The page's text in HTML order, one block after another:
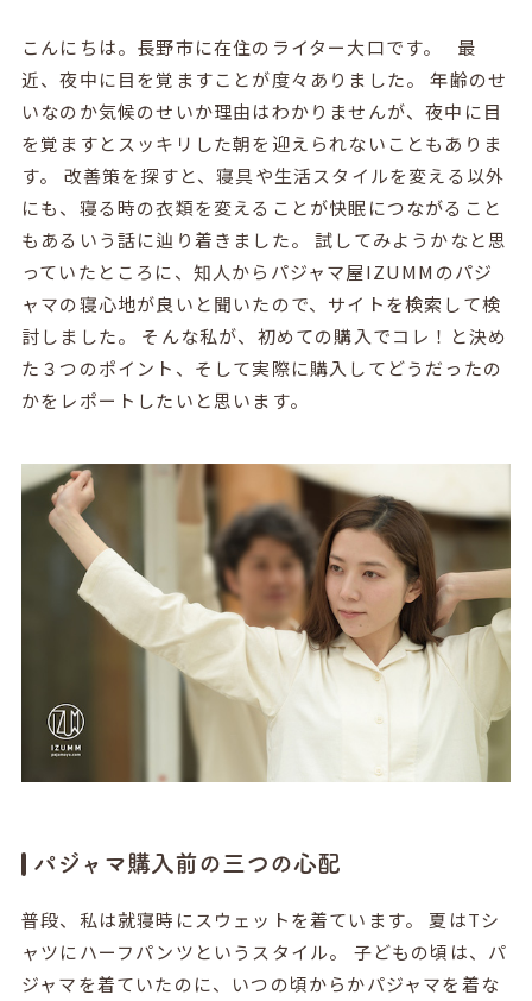
こんにちは。長野市に在住のライター大口です。 最
近、夜中に目を覚ますことが度々ありました。 年齢のせ
いなのか気候のせいか理由はわかりませんが、夜中に目
を覚ますとスッキリした朝を迎えられないこともありま
す。 改善策を探すと、寝具や生活スタイルを変える以外
にも、寝る時の衣類を変えることが快眠につながること
もあるいう話に辿り着きました。 試してみようかなと思
っていたところに、知人からパジャマ屋IZUMMのパジ
ャマの寝心地が良いと聞いたので、サイトを検索して検
討しました。 そんな私が、初めての購入でコレ！と決め
た３つのポイント、そして実際に購入してどうだったの
かをレポートしたいと思います。
パジャマ購入前の三つの心配
普段、私は就寝時にスウェットを着ています。 夏はTシ
ャツにハーフパンツというスタイル。 子どもの頃は、パ
ジャマを着ていたのに、いつの頃からかパジャマを着な